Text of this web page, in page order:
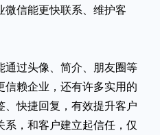
微信能更快联系、维护客
通过头像、简介、朋友圈等
赖企业，还有许多实用的
快捷回复，有效提升客户
，和客户建立起信任，仅